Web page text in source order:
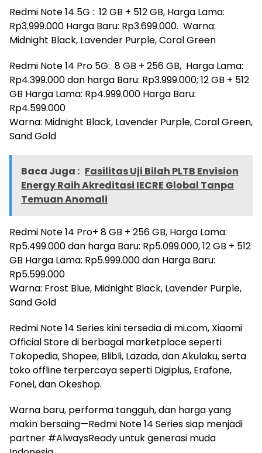
Redmi Note 14 5G : 12 GB + 512 GB, Harga Lama:
Rp3.999.000 Harga Baru: Rp3.699.000. Warna:
Midnight Black, Lavender Purple, Coral Green
Redmi Note 14 Pro 5G: 8 GB + 256 GB, Harga Lama:
Rp4.399.000 dan harga Baru: Rp3.999.000; 12 GB + 512
GB Harga Lama: Rp4.999.000 Harga Baru:
Rp4.599.000
Warna: Midnight Black, Lavender Purple, Coral Green,
Sand Gold
Baca Juga : Fasilitas Uji Bilah PLTB Envision
Energy Raih Akreditasi IECRE Global Tanpa
Temuan Anomali
Redmi Note 14 Pro+ 8 GB + 256 GB, Harga Lama:
Rp5.499.000 dan harga Baru: Rp5.099.000, 12 GB + 512
GB Harga Lama: Rp5.999.000 dan Harga Baru:
Rp5.599.000
Warna: Frost Blue, Midnight Black, Lavender Purple,
Sand Gold
Redmi Note 14 Series kini tersedia di mi.com, Xiaomi
Official Store di berbagai marketplace seperti
Tokopedia, Shopee, Blibli, Lazada, dan Akulaku, serta
toko offline terpercaya seperti Digiplus, Erafone,
Fonel, dan Okeshop.
Warna baru, performa tangguh, dan harga yang
makin bersaing—Redmi Note 14 Series siap menjadi
partner #AlwaysReady untuk generasi muda